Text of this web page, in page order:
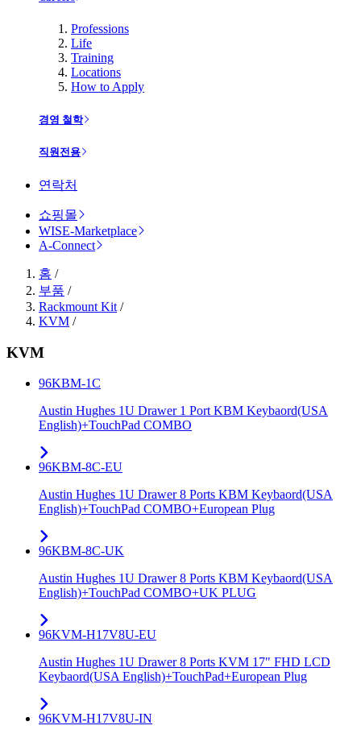
Professions
Life
Training
Locations
How to Apply
경영 철학
직원전용
연락처
쇼핑몰
WISE-Marketplace
A-Connect
홈 /
부품 /
Rackmount Kit /
KVM /
KVM
96KBM-1C
Austin Hughes 1U Drawer 1 Port KBM Keybaord(USA
English)+TouchPad COMBO
96KBM-8C-EU
Austin Hughes 1U Drawer 8 Ports KBM Keybaord(USA
English)+TouchPad COMBO+European Plug
96KBM-8C-UK
Austin Hughes 1U Drawer 8 Ports KBM Keybaord(USA
English)+TouchPad COMBO+UK PLUG
96KVM-H17V8U-EU
Austin Hughes 1U Drawer 8 Ports KVM 17" FHD LCD
Keybaord(USA English)+TouchPad+European Plug
96KVM-H17V8U-IN